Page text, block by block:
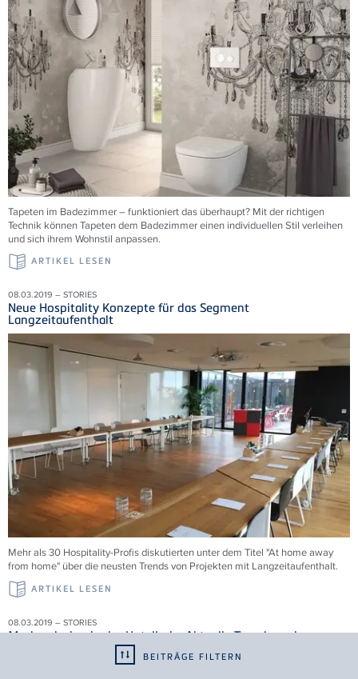
BEITRÄGE FILTERN
Tapeten im Badezimmer – funktioniert das überhaupt? Mit der richtigen
Technik können Tapeten dem Badezimmer einen individuellen Stil verleihen
und sich ihrem Wohnstil anpassen.
ARTIKEL LESEN
08.03.2019 – STORIES
Neue Hospitality Konzepte für das Segment
Langzeitaufenthalt
Mehr als 30 Hospitality-Profis diskutierten unter dem Titel "At home away
from home" über die neusten Trends von Projekten mit Langzeitaufenthalt.
ARTIKEL LESEN
08.03.2019 – STORIES
Markendesign in der Hotellerie: Aktuelle Trends und